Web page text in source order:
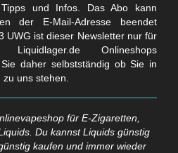
und Infos. Das Abo kann
der E-Mail-Adresse beendet
UWG ist dieser Newsletter nur für
Liquidlager.de Onlineshops
daher selbstständig ob Sie in
uns stehen.
für E-Zigaretten,
Du kannst Liquids günstig
kaufen und immer wieder